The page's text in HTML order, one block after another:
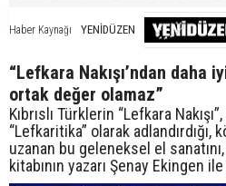
Haber Kaynağı YENİDÜZEN
“Lefkara Nakışı’ndan daha
ortak değer olamaz”
Kıbrıslı Türklerin “Lefkara
“Lefkaritika” olarak adlandırdığı,
uzanan bu geleneksel el sanatını,
kitabının yazarı Şenay Ekingen